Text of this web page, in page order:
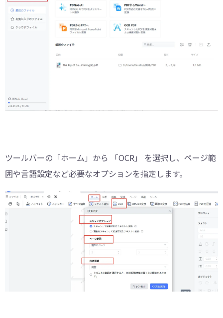
ツールバーの「ホーム」から 「OCR」 を選択し、ページ範
囲や言語設定など必要なオプションを指定します。